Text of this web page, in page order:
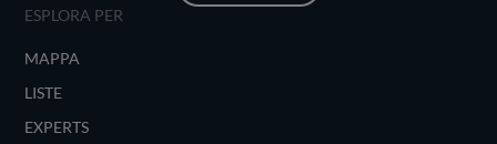
ESPLORA PER
MAPPA
LISTE
EXPERTS